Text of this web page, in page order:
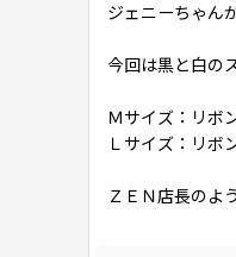
ジェニーちゃん
今回は黒と白の
Ｍサイズ：リボ
Ｌサイズ：リボ
ＺＥＮ店長のよ